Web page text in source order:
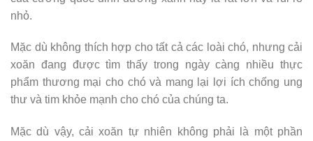
nhỏ.
Mặc dù không thích hợp cho tất cả các loài chó, nhưng cải
xoăn đang được tìm thấy trong ngày càng nhiều thực
phẩm thương mại cho chó và mang lại lợi ích chống ung
thư và tim khỏe mạnh cho chó của chúng ta.
Mặc dù vậy, cải xoăn tự nhiên không phải là một phần